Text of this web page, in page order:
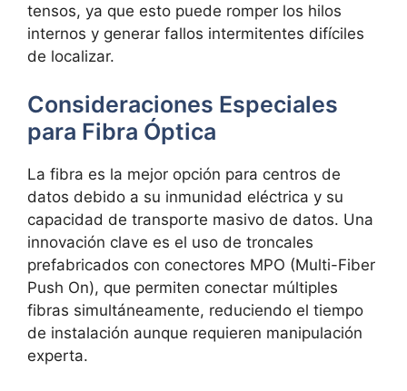
tensos, ya que esto puede romper los hilos
internos y generar fallos intermitentes difíciles
de localizar.
Consideraciones Especiales
para Fibra Óptica
La fibra es la mejor opción para centros de
datos debido a su inmunidad eléctrica y su
capacidad de transporte masivo de datos. Una
innovación clave es el uso de troncales
prefabricados con conectores MPO (Multi-Fiber
Push On), que permiten conectar múltiples
fibras simultáneamente, reduciendo el tiempo
de instalación aunque requieren manipulación
experta.